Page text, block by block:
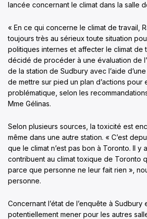
lancée concernant le climat dans la salle
« En ce qui concerne le climat de travail,
toujours très au sérieux toute situation
politiques internes et affecter le climat de
décidé de procéder à une évaluation de
de la station de Sudbury avec l’aide
de mettre sur pied un plan d’actions pour
problématique, selon les
Mme Gélinas.
Selon plusieurs sources, la toxicité est
même dans une autre station. « C’est
que le climat n’est pas bon à Toronto. Il y
contribuent au climat toxique de Toronto
parce que personne ne leur fait rien »,
personne.
Concernant l’état de l’enquête à Sudbury
potentiellement mener pour les autres